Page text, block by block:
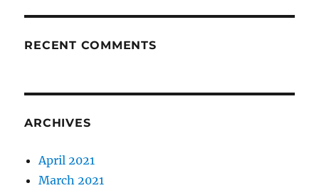
RECENT COMMENTS
ARCHIVES
April 2021
March 2021